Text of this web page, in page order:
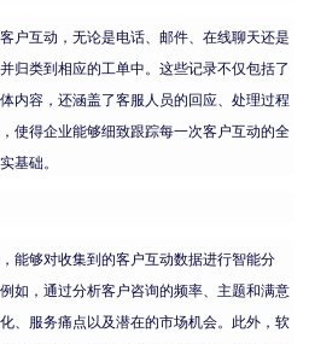
户互动，无论是电话、邮件、在线聊天还是
归类到相应的工单中。这些记录不仅包括了
内容，还涵盖了客服人员的回应、处理过程
使得企业能够细致跟踪每一次客户互动的全
基础。
能够对收集到的客户互动数据进行智能分
如，通过分析客户咨询的频率、主题和满意
、服务痛点以及潜在的市场机会。此外，软